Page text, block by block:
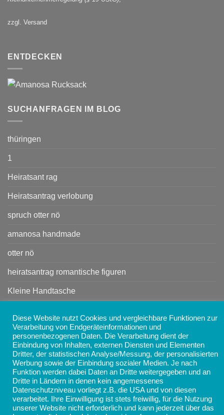
zzgl. Versand
ENTDECKEN
SUCHANFRAGEN IM BLOG
thüringen
1
Heiratsant rag
Heiratsantrag verlobung
spruch otter nö
amanosa handmade
otter nö
heiratsantrag romantische figuren
Kleine Handtasche
Copyright 2026 ©AMANOSA - Schmuck, Taschen,
Accessoires und Geschenke online kaufen
Diese Website nutzt Cookies und vergleichbare Funktionen zur
Verarbeitung von Endgeräteinformationen und
personenbezogenen Daten. Die Verarbeitung dient der
Einbindung von Inhalten, externen Diensten und Elementen
Dritter, der statistischen Analyse/Messung, der personalisierten
Werbung sowie der Einbindung sozialer Medien. Je nach
Funktion werden dabei Daten an Dritte weitergegeben und an
Dritte in Ländern in denen kein angemessenes
Datenschutzniveau vorliegt z.B. die USA und von diesen
verarbeitet. Ihre Einwilligung ist stets freiwillig, für die Nutzung
unserer Website nicht erforderlich und kann jederzeit über das